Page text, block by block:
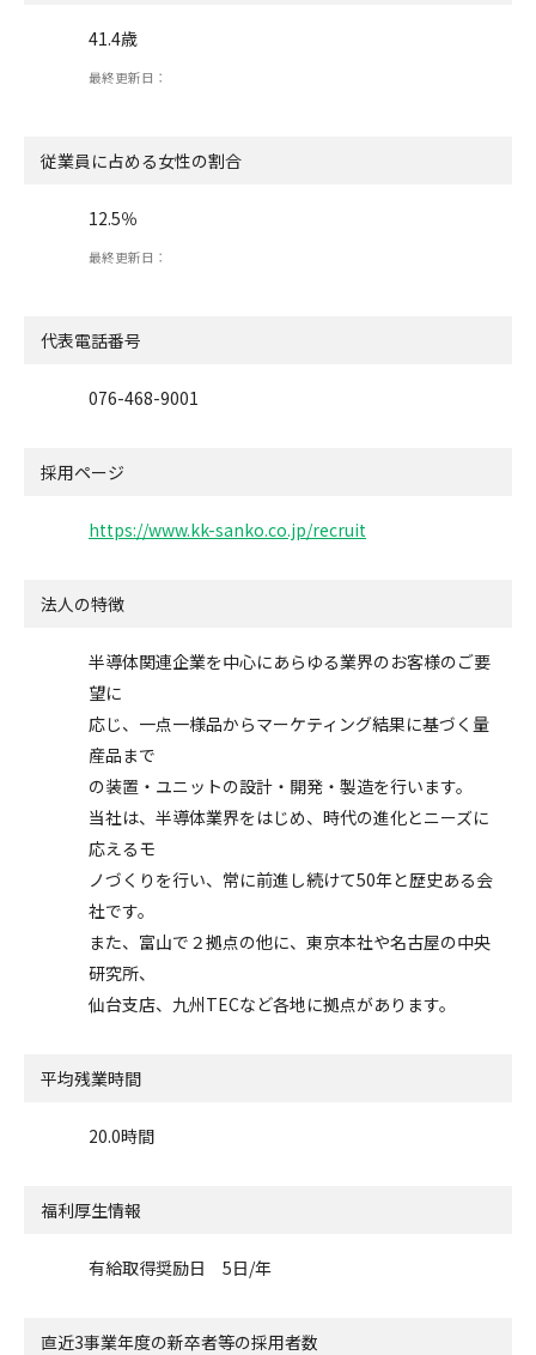
41.4歳
最終更新日：
従業員に占める女性の割合
12.5％
最終更新日：
代表電話番号
076-468-9001
採用ページ
https://www.kk-sanko.co.jp/recruit
法人の特徴
半導体関連企業を中心にあらゆる業界のお客様のご要
望に
応じ、一点一様品からマーケティング結果に基づく量
産品まで
の装置・ユニットの設計・開発・製造を行います。
当社は、半導体業界をはじめ、時代の進化とニーズに
応えるモ
ノづくりを行い、常に前進し続けて50年と歴史ある会
社です。
また、富山で２拠点の他に、東京本社や名古屋の中央
研究所、
仙台支店、九州TECなど各地に拠点があります。
平均残業時間
20.0時間
福利厚生情報
有給取得奨励日 5日/年
直近3事業年度の新卒者等の採用者数